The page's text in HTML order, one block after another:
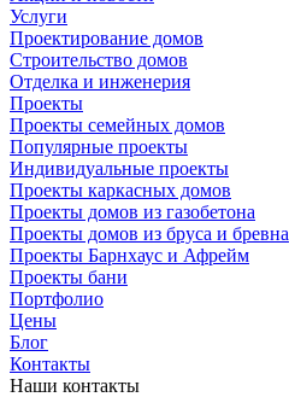
Услуги
Проектирование домов
Строительство домов
Отделка и инженерия
Проекты
Проекты семейных домов
Популярные проекты
Индивидуальные проекты
Проекты каркасных домов
Проекты домов из газобетона
Проекты домов из бруса и бревна
Проекты Барнхаус и Афрейм
Проекты бани
Портфолио
Цены
Блог
Контакты
Наши контакты